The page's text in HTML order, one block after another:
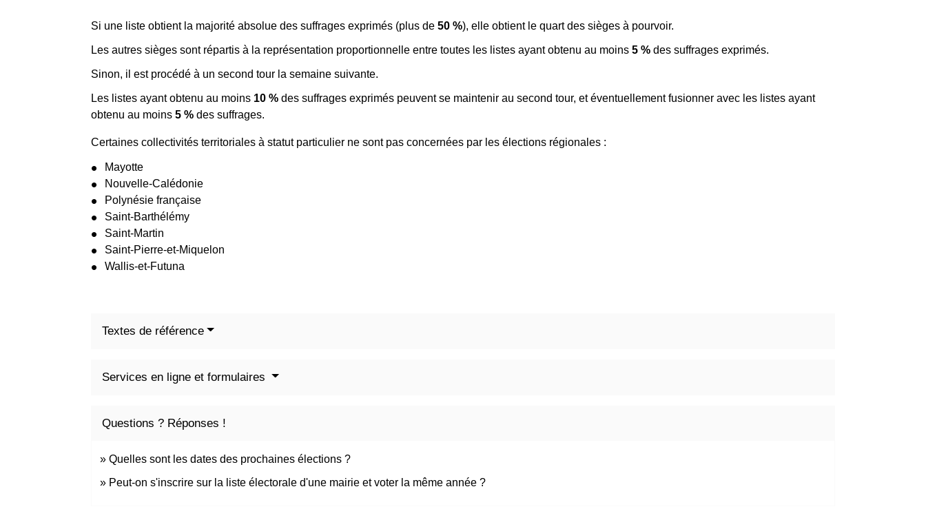
Si une liste obtient la majorité absolue des suffrages exprimés (plus de 50 %), elle obtient le quart des sièges à pourvoir.
Les autres sièges sont répartis à la représentation proportionnelle entre toutes les listes ayant obtenu au moins 5 % des suffrages exprimés.
Sinon, il est procédé à un second tour la semaine suivante.
Les listes ayant obtenu au moins 10 % des suffrages exprimés peuvent se maintenir au second tour, et éventuellement fusionner avec les listes ayant
obtenu au moins 5 % des suffrages.
Certaines collectivités territoriales à statut particulier ne sont pas concernées par les élections régionales :
Mayotte
Nouvelle-Calédonie
Polynésie française
Saint-Barthélémy
Saint-Martin
Saint-Pierre-et-Miquelon
Wallis-et-Futuna
Textes de référence
Services en ligne et formulaires
Questions ? Réponses !
Quelles sont les dates des prochaines élections ?
Peut-on s'inscrire sur la liste électorale d'une mairie et voter la même année ?